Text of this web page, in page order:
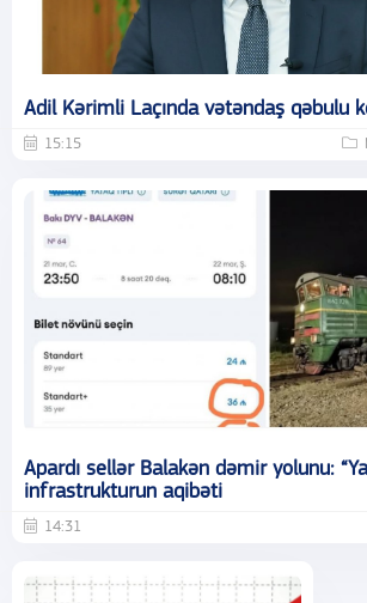
Adil Kərimli Laçında vətəndaş qəbulu
15:15
Apardı sellər Balakən dəmir yolunu:
infrastrukturun aqibəti
14:31